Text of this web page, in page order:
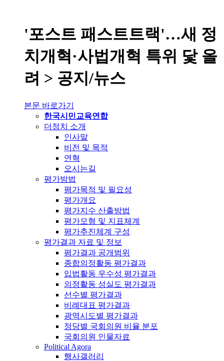
'포스트 패스트트랙'…새 정
치개혁·사법개혁 특위 닻 올
려 > 공지/뉴스
본문 바로가기
한국시민교육연합
더정치 소개
인사말
비전 및 목적
연혁
오시는길
평가방법
평가목적 및 필요성
평가개요
평가지수 산출방법
평가모형 및 지표체계
평가추진체계 구성
평가결과 자료 및 정보
평가결과 공개범위
종합의정활동 평가결과
입법활동 우수성 평가결과
의정활동 성실도 평가결과
선수별 평가결과
비례대표 평가결과
광역시도별 평가결과
정당별 국회의원 비율 분포
국회의원 인물자료
Political Agora
행사갤러리